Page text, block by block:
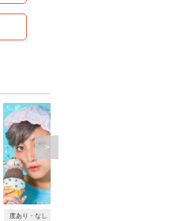
度あり・なし
>